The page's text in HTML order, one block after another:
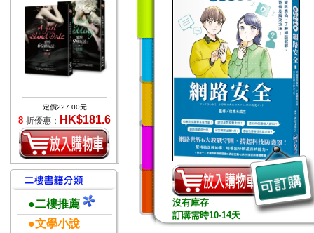
定價227.00元
8 折優惠： HK$181.6
●二樓推薦
●文學小說
沒有庫存
訂購需時10-14天